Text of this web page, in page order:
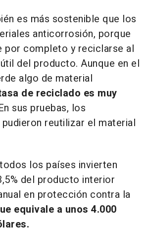
es más sostenible que los
anticorrosión, porque
por completo y reciclarse al
del producto. Aunque en el
algo de material
de reciclado es muy
sus pruebas, los
reutilizar el material
los países invierten
del producto interior
en protección contra la
equivale a unos 4.000